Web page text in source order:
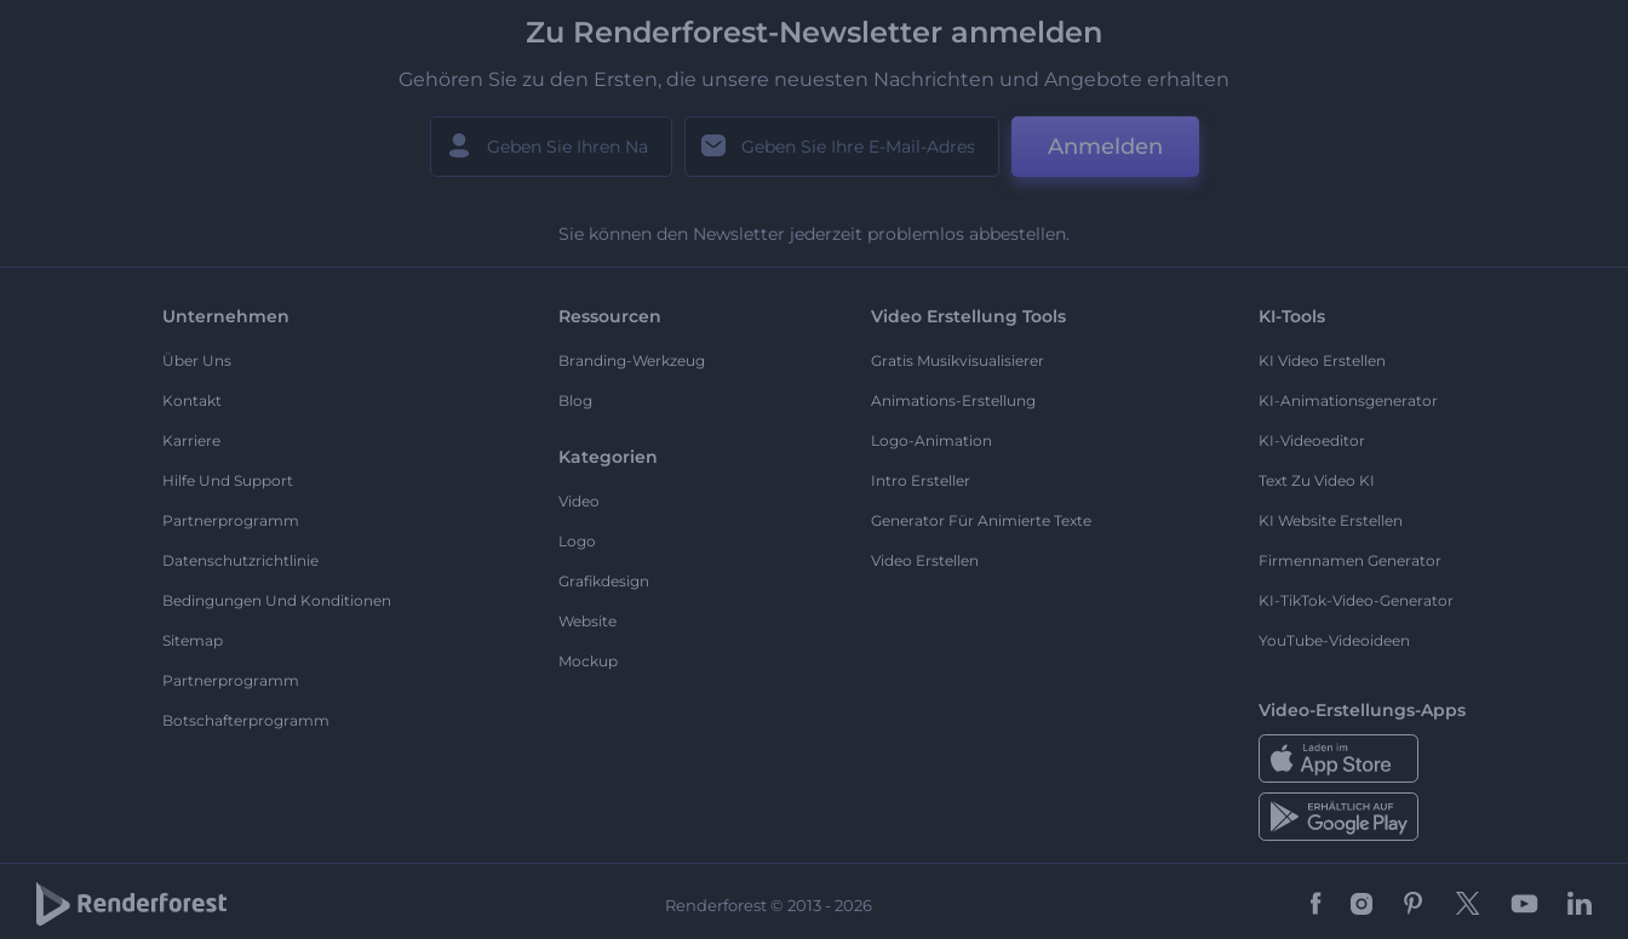
Zu Renderforest-Newsletter anmelden
Gehören Sie zu den Ersten, die unsere neuesten Nachrichten und Angebote erhalten
Anmelden
Sie können den Newsletter jederzeit problemlos abbestellen.
Unternehmen
Über Uns
Kontakt
Karriere
Hilfe Und Support
Partnerprogramm
Datenschutzrichtlinie
Bedingungen Und Konditionen
Sitemap
Partnerprogramm
Botschafterprogramm
Ressourcen
Branding-Werkzeug
Blog
Kategorien
Video
Logo
Grafikdesign
Website
Mockup
Video Erstellung Tools
Gratis Musikvisualisierer
Animations-Erstellung
Logo-Animation
Intro Ersteller
Generator Für Animierte Texte
Video Erstellen
KI-Tools
KI Video Erstellen
KI-Animationsgenerator
KI-Videoeditor
Text Zu Video KI
KI Website Erstellen
Firmennamen Generator
KI-TikTok-Video-Generator
YouTube-Videoideen
Video-Erstellungs-Apps
Renderforest © 2013 - 2026